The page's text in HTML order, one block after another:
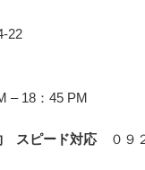
22
– 18：45 PM
スピード対応
０９